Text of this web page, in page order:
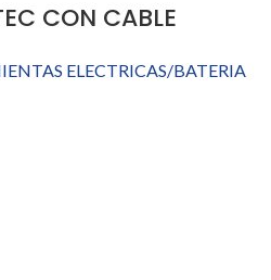
CON CABLE
ELECTRICAS/BATERIA